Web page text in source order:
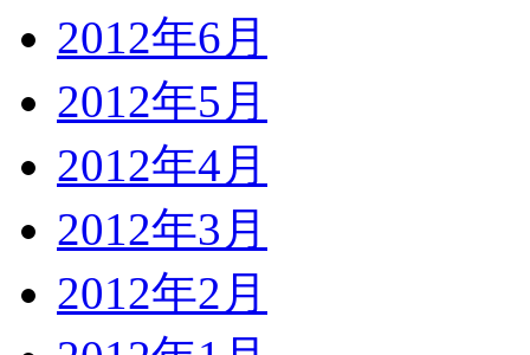
2012年6月
2012年5月
2012年4月
2012年3月
2012年2月